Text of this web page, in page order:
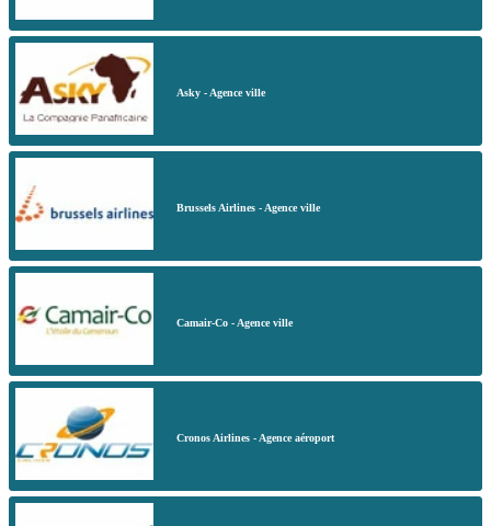
Asky - Agence ville
Brussels Airlines - Agence ville
Camair-Co - Agence ville
Cronos Airlines - Agence aéroport